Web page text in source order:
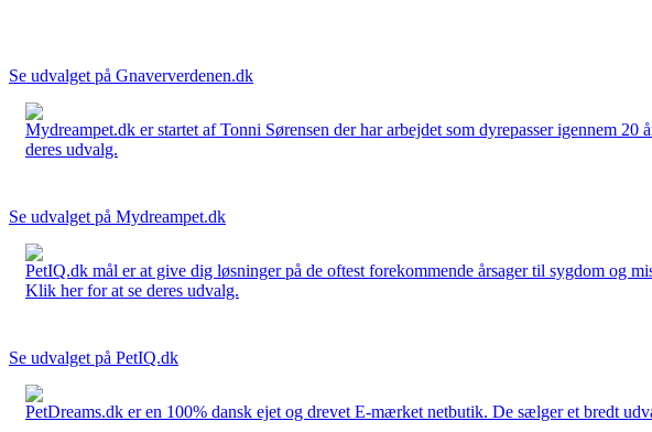
Se udvalget på Gnaververdenen.dk
Mydreampet.dk er startet af Tonni Sørensen der har arbejdet som dyrepasser igennem
deres udvalg.
Se udvalget på Mydreampet.dk
PetIQ.dk mål er at give dig løsninger på de oftest forekommende årsager til sygdom og
Klik her for at se deres udvalg.
Se udvalget på PetIQ.dk
PetDreams.dk er en 100% dansk ejet og drevet E-mærket netbutik. De sælger et bredt